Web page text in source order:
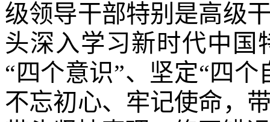
级领导干部特别是高级
头深入学习新时代中国
“四个意识”、坚定“四
不忘初心、牢记使命，